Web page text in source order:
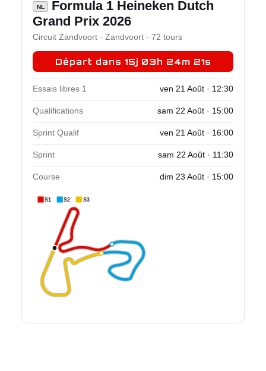
NL
Formula 1 Heineken Dutch
Grand Prix 2026
Circuit Zandvoort · Zandvoort · 72 tours
Départ dans 15j 03h 24m 21s
Essais libres 1 ven 21 Août · 12:30
Qualifications sam 22 Août · 15:00
Sprint Qualif ven 21 Août · 16:00
Sprint sam 22 Août · 11:30
Course dim 23 Août · 15:00
S1 S2 S3